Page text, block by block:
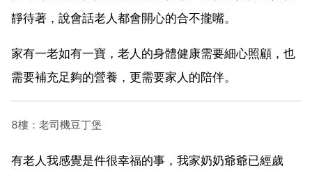
靜待著，說會話老人都會開心的合不攏嘴。
家有一老如有一寶，老人的身體健康需要細心照顧，也
需要補充足夠的營養，更需要家人的陪伴。
8樓：老司機豆丁堡
有老人我感覺是件很幸福的事，我家奶奶爺爺已經歲